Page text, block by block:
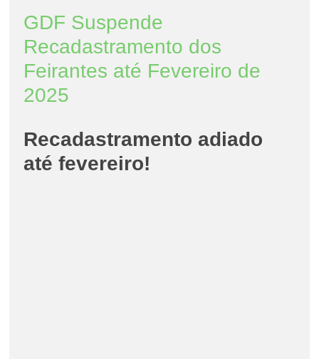
GDF Suspende
Recadastramento dos
Feirantes até Fevereiro de
2025
Recadastramento adiado
até fevereiro!